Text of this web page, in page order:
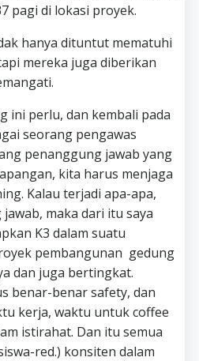
pagi di lokasi proyek.
hanya dituntut mematuhi
mereka juga diberikan
ini perlu, dan kembali pada
seorang pengawas
penanggung jawab yang
kita harus menjaga
Kalau terjadi apa-apa,
maka dari itu saya
K3 dalam suatu
pembangunan gedung
dan juga bertingkat.
benar-benar safety, dan
kerja, waktu untuk coffee
istirahat. Dan itu semua
red.) konsiten dalam